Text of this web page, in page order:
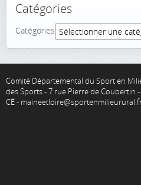
Catégories
Catégories
Comité Départemental du Sport en
des Sports - 7 rue Pierre de Coubertin -
CÉ -